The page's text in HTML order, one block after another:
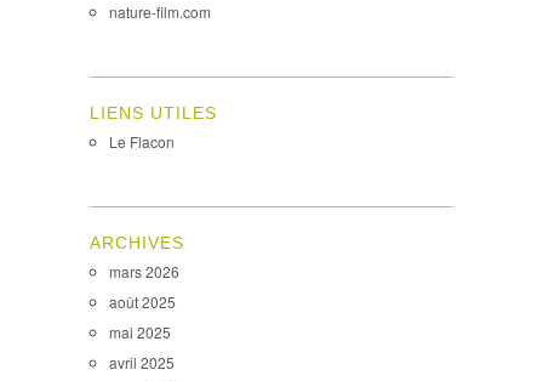
nature-film.com
LIENS UTILES
Le Flacon
ARCHIVES
mars 2026
août 2025
mai 2025
avril 2025